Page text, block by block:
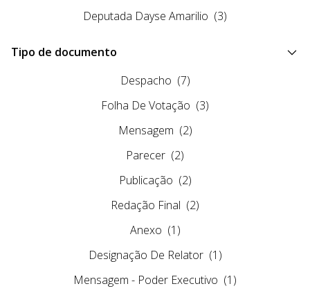
Deputada Dayse Amarilio (3)
Tipo de documento
Despacho (7)
Folha De Votação (3)
Mensagem (2)
Parecer (2)
Publicação (2)
Redação Final (2)
Anexo (1)
Designação De Relator (1)
Mensagem - Poder Executivo (1)